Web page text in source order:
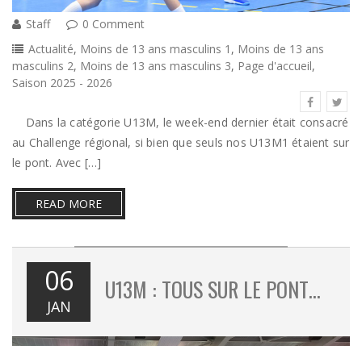
Staff
0 Comment
Actualité, Moins de 13 ans masculins 1 , Moins de 13 ans
masculins 2, Moins de 13 ans masculins 3, Page d'accueil,
Saison 2025 - 2026
Dans la catégorie U13M, le week-end dernier était consacré
au Challenge régional, si bien que seuls nos U13M1 étaient sur
le pont. Avec […]
READ MORE
06
JAN
U13M : TOUS SUR LE PONT…